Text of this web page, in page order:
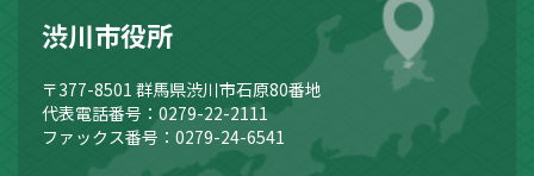
渋川市役所
〒377-8501 群馬県渋川市石原80番地
代表電話番号：0279-22-2111
ファックス番号：0279-24-6541